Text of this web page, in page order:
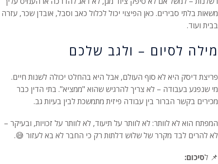
משאות בלתי סבירים. כאן הפיצוי יכול לכלול כאב וסבל, אובדן שכר, עזרה
בבית ועוד.
מילה לסיום – ולגב שלכם
פריצת דיסק היא לא סוף העולם, אבל היא בהחלט יכולה לשנות חיים.
מי שנפגע בעבודה – לא צריך להרגיש שהוא "ממציא". בתי הדין כבר
מכירים בקשר הברור בין עבודה פיזית מתמשכת לבין בעיות גב.
המפתח הוא לא לוותר: לא לוותר על תיעוד, לא לוותר על זכויות, ובעיקר –
לא להרים לבד מקרר של שלוש דלתות רק כי החבר לא בא לעזור 😅.
📌 לסיכום: